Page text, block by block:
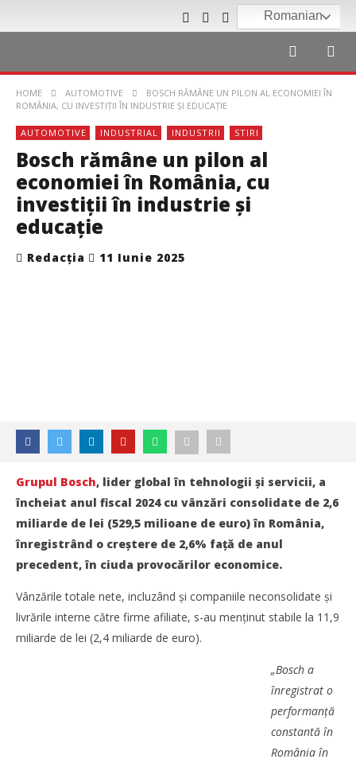
Romanian
HOME AUTOMOTIVE
BOSCH RĂMÂNE UN PILON AL ECONOMIEI ÎN
ROMÂNIA, CU INVESTIȚII ÎN INDUSTRIE ȘI EDUCAȚIE
AUTOMOTIVE INDUSTRIAL INDUSTRII STIRI
Bosch rămâne un pilon al
economiei în România, cu
investiții în industrie și
educație
Redacția 11 Iunie 2025
Bosch rămâne un pilon al economiei în România, cu
Grupul Bosch, lider global în tehnologii și servicii, a
încheiat anul fiscal 2024 cu vânzări consolidate de 2,6
miliarde de lei (529,5 milioane de euro) în România,
înregistrând o creștere de 2,6% față de anul
precedent, în ciuda provocărilor economice.
Vânzările totale nete, incluzând și companiile neconsolidate și
livrările interne către firme afiliate, s-au menținut stabile la 11,9
miliarde de lei (2,4 miliarde de euro).
„Bosch a
înregistrat o
performanță
constantă în
România în